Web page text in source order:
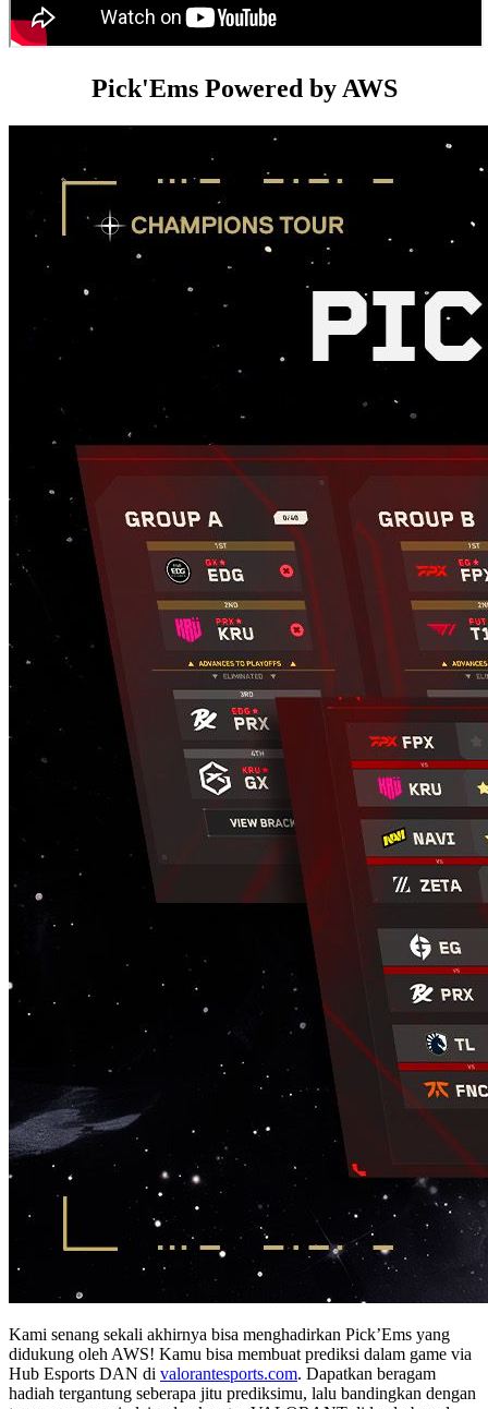
Pick'Ems Powered by AWS
Kami senang sekali akhirnya bisa menghadirkan Pick’Ems yang
didukung oleh AWS! Kamu bisa membuat prediksi dalam game via
Hub Esports DAN di valorantesports.com. Dapatkan beragam
hadiah tergantung seberapa jitu prediksimu, lalu bandingkan dengan